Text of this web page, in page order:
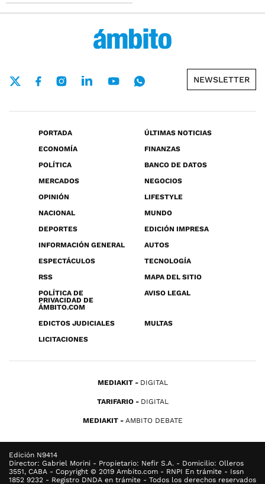
NEWSLETTER
PORTADA
ÚLTIMAS NOTICIAS
ECONOMÍA
FINANZAS
POLÍTICA
BANCO DE DATOS
MERCADOS
NEGOCIOS
OPINIÓN
LIFESTYLE
NACIONAL
MUNDO
DEPORTES
EDICIÓN IMPRESA
INFORMACIÓN GENERAL
AUTOS
ESPECTÁCULOS
TECNOLOGÍA
RSS
MAPA DEL SITIO
POLÍTICA DE
PRIVACIDAD DE
ÁMBITO.COM
AVISO LEGAL
EDICTOS JUDICIALES
MULTAS
LICITACIONES
MEDIAKIT DIGITAL
TARIFARIO DIGITAL
MEDIAKIT AMBITO DEBATE
Edición N9414
Director: Gabriel Morini - Propietario: Nefir S.A. - Domicilio: Olleros
3551, CABA - Copyright © 2019 Ambito.com - RNPI En trámite - Issn
1852 9232 - Registro DNDA en trámite - Todos los derechos reservados